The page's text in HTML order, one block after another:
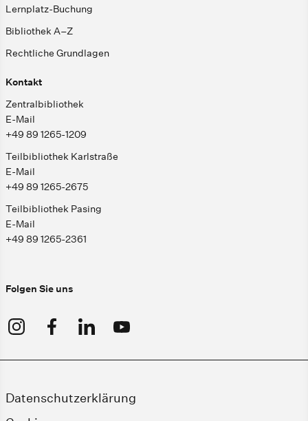
Lernplatz-Buchung
Bibliothek A–Z
Rechtliche Grundlagen
Kontakt
Zentralbibliothek
E-Mail
+49 89 1265-1209
Teilbibliothek Karlstraße
E-Mail
+49 89 1265-2675
Teilbibliothek Pasing
E-Mail
+49 89 1265-2361
Folgen Sie uns
Datenschutzerklärung